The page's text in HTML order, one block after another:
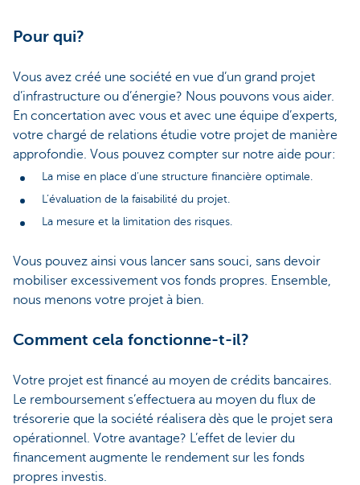
Pour qui?
Vous avez créé une société en vue d’un grand projet
d’infrastructure ou d’énergie? Nous pouvons vous aider.
En concertation avec vous et avec une équipe d’experts,
votre chargé de relations étudie votre projet de manière
approfondie. Vous pouvez compter sur notre aide pour:
La mise en place d’une structure financière optimale.
L’évaluation de la faisabilité du projet.
La mesure et la limitation des risques.
Vous pouvez ainsi vous lancer sans souci, sans devoir
mobiliser excessivement vos fonds propres. Ensemble,
nous menons votre projet à bien.
Comment cela fonctionne-t-il?
Votre projet est financé au moyen de crédits bancaires.
Le remboursement s’effectuera au moyen du flux de
trésorerie que la société réalisera dès que le projet sera
opérationnel. Votre avantage? L’effet de levier du
financement augmente le rendement sur les fonds
propres investis.